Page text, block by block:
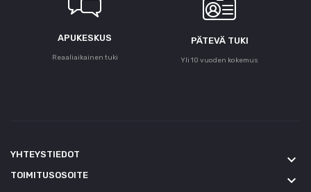
APUKESKUS
Reaaliaikainen tuki
PÄTEVÄ TUKI
Yli 10 vuoden kokemus
YHTEYSTIEDOT keyboard_arrow_down
TOIMITUSOSOITE keyboard_arrow_down